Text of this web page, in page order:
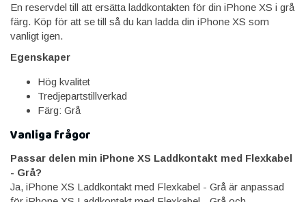
En reservdel till att ersätta laddkontakten för din iPhone XS i grå
färg. Köp för att se till så du kan ladda din iPhone XS som
vanligt igen.
Egenskaper
Hög kvalitet
Tredjepartstillverkad
Färg: Grå
Vanliga frågor
Passar delen min iPhone XS Laddkontakt med Flexkabel
- Grå?
Ja, iPhone XS Laddkontakt med Flexkabel - Grå är anpassad